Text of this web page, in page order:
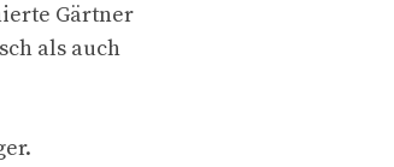
Gärtner
als auch